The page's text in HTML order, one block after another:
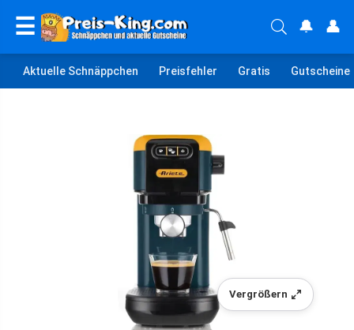
☰ 🔔 👤
Aktuelle Schnäppchen Preisfehler Gratis Gutscheine
Vergrößern